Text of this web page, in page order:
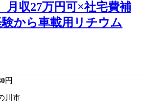
月収27万円可×社宅費補
から車載用リチウム
円
川市